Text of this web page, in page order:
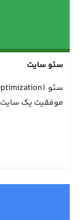
سئو سایت
موفقیت یک سایت